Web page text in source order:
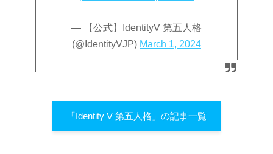
— 【公式】IdentityV 第五人格
(@IdentityVJP) March 1, 2024
「Identity V 第五人格」の記事一覧